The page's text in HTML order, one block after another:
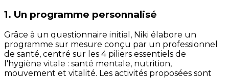
1. Un programme personnalisé
Grâce à un questionnaire initial, Niki élabore un
programme sur mesure conçu par un professionnel
de santé, centré sur les 4 piliers essentiels de
l'hygiène vitale : santé mentale, nutrition,
mouvement et vitalité. Les activités proposées sont